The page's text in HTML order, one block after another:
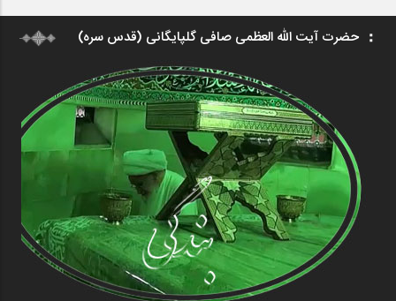
حضرت آیت الله العظمی صافی گلپایگانی (قدس سره)